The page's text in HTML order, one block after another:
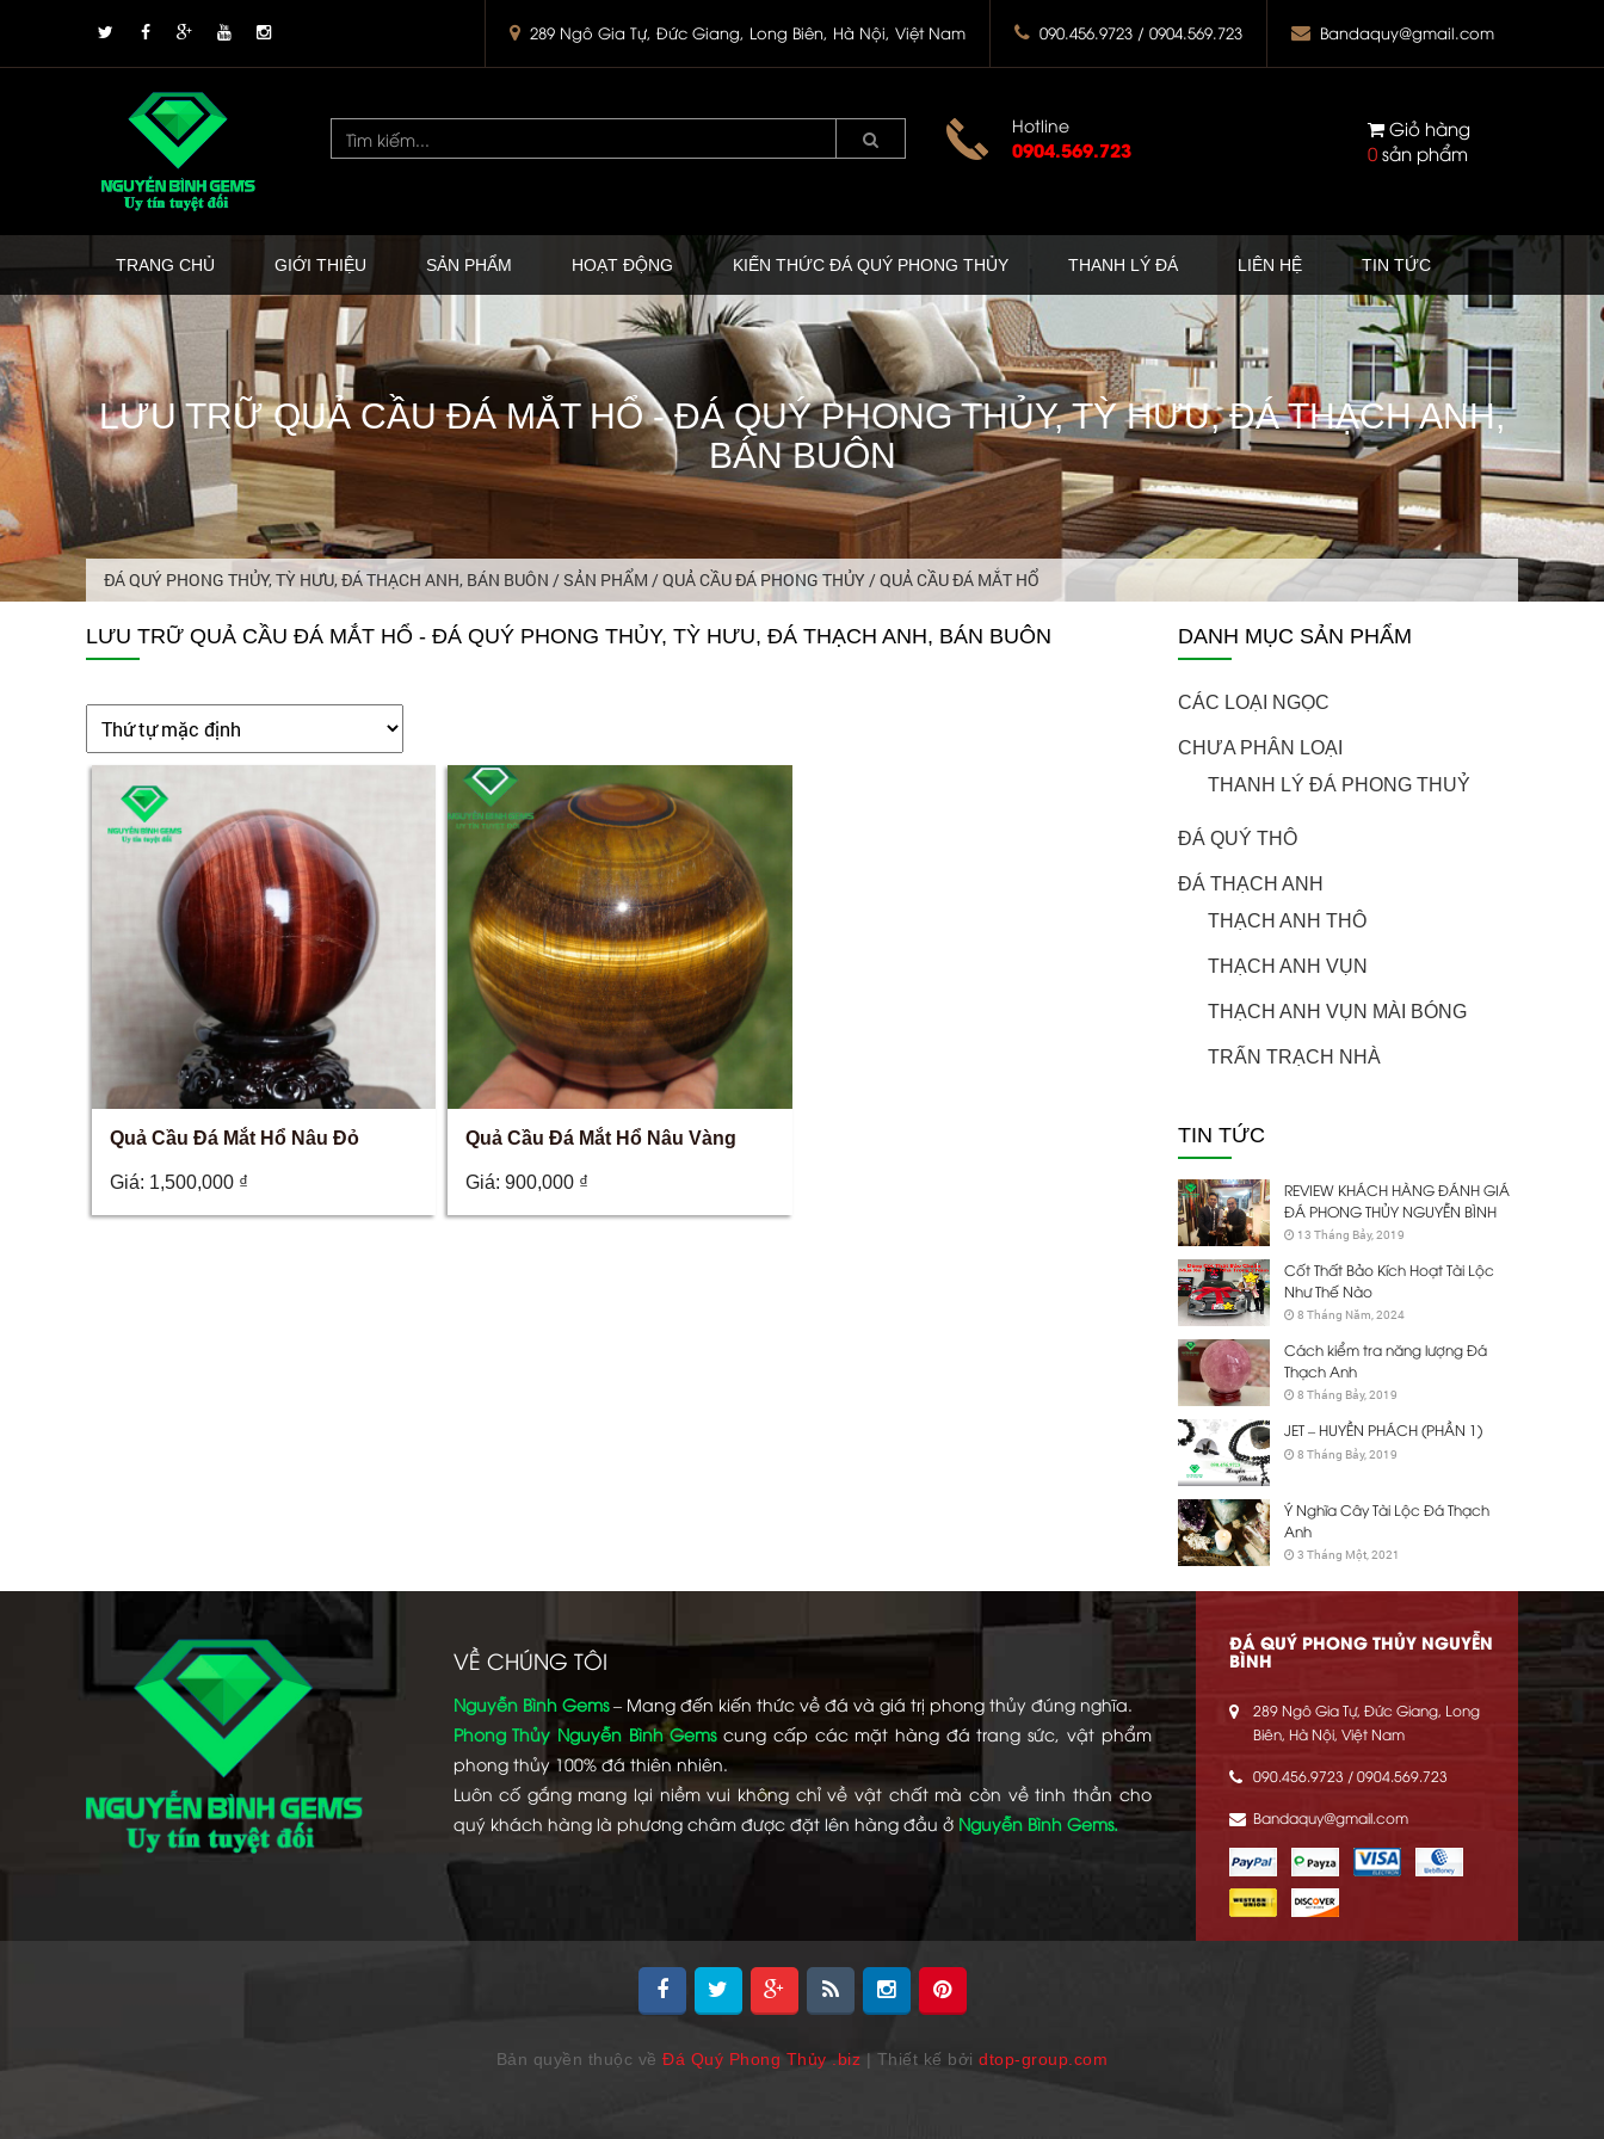
289 Ngô Gia Tự, Đức Giang, Long Biên, Hà Nội, Việt Nam 090.456.9723 / 0904.569.723 Bandaquy@gmail.com
Hotline
0904.569.723
Giỏ hàng
0 sản phẩm
TRANG CHỦ GIỚI THIỆU SẢN PHẨM HOẠT ĐỘNG KIẾN THỨC ĐÁ QUÝ PHONG THỦY THANH LÝ ĐÁ LIÊN HỆ TIN TỨC
LƯU TRỮ QUẢ CẦU ĐÁ MẮT HỔ - ĐÁ QUÝ PHONG THỦY, TỲ HƯU, ĐÁ THẠCH ANH,
BÁN BUÔN
ĐÁ QUÝ PHONG THỦY, TỲ HƯU, ĐÁ THẠCH ANH, BÁN BUÔN /SẢN PHẨM /QUẢ CẦU ĐÁ PHONG THỦY/QUẢ CẦU ĐÁ MẮT HỔ
LƯU TRỮ QUẢ CẦU ĐÁ MẮT HỔ - ĐÁ QUÝ PHONG THỦY, TỲ HƯU, ĐÁ THẠCH ANH, BÁN BUÔN
Quả Cầu Đá Mắt Hổ Nâu Đỏ
Giá: 1,500,000 ₫
Quả Cầu Đá Mắt Hổ Nâu Vàng
Giá:900,000 ₫
DANH MỤC SẢN PHẨM
CÁC LOẠI NGỌC
CHƯA PHÂN LOẠI
THANH LÝ ĐÁ PHONG THUỶ
ĐÁ QUÝ THÔ
ĐÁ THẠCH ANH
THẠCH ANH THÔ
THẠCH ANH VỤN
THẠCH ANH VỤN MÀI BÓNG
TRẤN TRẠCH NHÀ
TIN TỨC
REVIEW KHÁCH HÀNG ĐÁNH GIÁ
ĐÁ PHONG THỦY NGUYỄN BÌNH
13 Tháng Bảy, 2019
Cốt Thất Bảo Kích Hoạt Tài Lộc
Như Thế Nào
8 Tháng Năm, 2024
Cách kiểm tra năng lượng Đá
Thạch Anh
8 Tháng Bảy, 2019
JET – HUYỀN PHÁCH (PHẦN 1)
8 Tháng Bảy, 2019
Ý Nghĩa Cây Tài Lộc Đá Thạch
Anh
3 Tháng Một, 2021
VỀ CHÚNG TÔI
Nguyễn Bình Gems– Mang đến kiến thức về đá và giá trị phong thủy đúng nghĩa.
Phong Thủy Nguyễn Bình Gemscung cấp các mặt hàng đá trang sức, vật phẩm
phong thủy 100% đá thiên nhiên.
Luôn cố gắng mang lại niềm vui không chỉ về vật chất mà còn về tinh thần cho
quý khách hàng là phương châm được đặt lên hàng đầu ở Nguyễn Bình Gems.
ĐÁ QUÝ PHONG THỦY NGUYỄN
BÌNH
289 Ngô Gia Tự, Đức Giang, Long
Biên, Hà Nội, Việt Nam
090.456.9723 / 0904.569.723
Bandaquy@gmail.com
Bản quyền thuộc vềĐá Quý Phong Thủy .biz | Thiết kế bởidtop-group.com